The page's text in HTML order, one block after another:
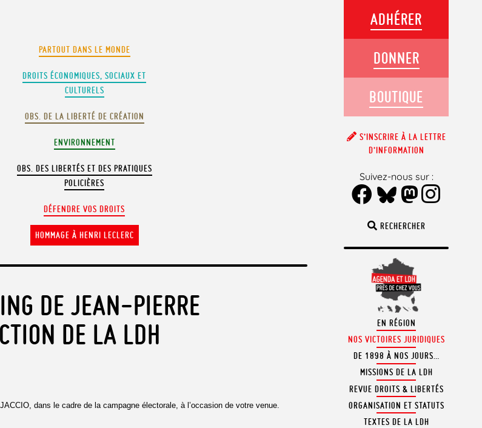
PARTOUT DANS LE MONDE
DROITS ÉCONOMIQUES, SOCIAUX ET
CULTURELS
OBS. DE LA LIBERTÉ DE CRÉATION
ENVIRONNEMENT
OBS. DES LIBERTÉS ET DES PRATIQUES
POLICIÈRES
DÉFENDRE VOS DROITS
HOMMAGE À HENRI LECLERC
DE JEAN-PIERRE
DE LA LDH
dans le cadre de la campagne électorale, à l’occasion de votre venue.
RECHERCHER
EN RÉGION
NOS VICTOIRES JURIDIQUES
DE 1898 À NOS JOURS…
MISSIONS DE LA LDH
REVUE DROITS & LIBERTÉS
ORGANISATION ET STATUTS
TEXTES DE LA LDH
ADHÉRER
DONNER
BOUTIQUE
S’INSCRIRE À LA LETTRE
D’INFORMATION
Suivez-nous sur :